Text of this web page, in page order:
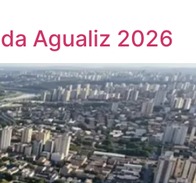
Agualiz 2026